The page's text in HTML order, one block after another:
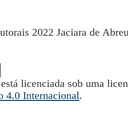
2022 Jaciara de
licenciada sob uma
4.0 Internacional.